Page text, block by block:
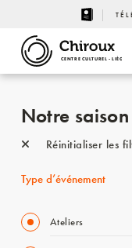
CENTRE CULTUREL - LIÈGE
Notre saison
Réinitialiser les
Type d’événement
Ateliers